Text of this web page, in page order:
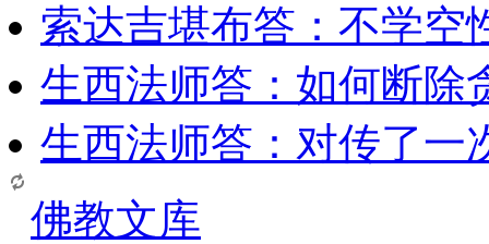
索达吉堪布答：​不学空
生西法师答：如何断除
生西法师答：对传了一
佛教文库